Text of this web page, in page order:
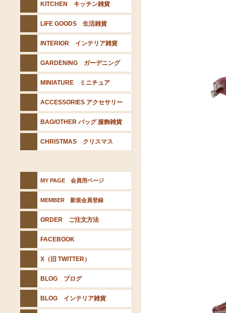
KITCHEN キッチン雑貨
LIFE GOODS 生活雑貨
INTERIOR インテリア雑貨
GARDENING ガーデニング
MINIATURE ミニチュア
ACCESSORIES アクセサリー
BAG/OTHER バッグ 服飾雑貨
CHRISTMAS クリスマス
MY PAGE 会員用ページ
MEMBER 新規会員登録
ORDER ご注文方法
FACEBOOK
X（旧 TWITTER）
BLOG ブログ
BLOG インテリア雑貨